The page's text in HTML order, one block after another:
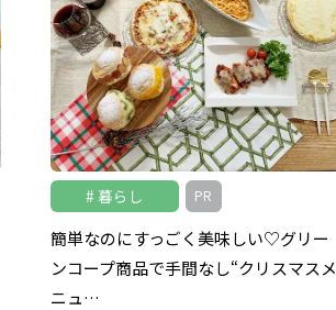
暮らし PR
簡単なのにすっごく美味しい♡グリー
ンコープ商品で手間なし“クリスマスメ
ニュ…